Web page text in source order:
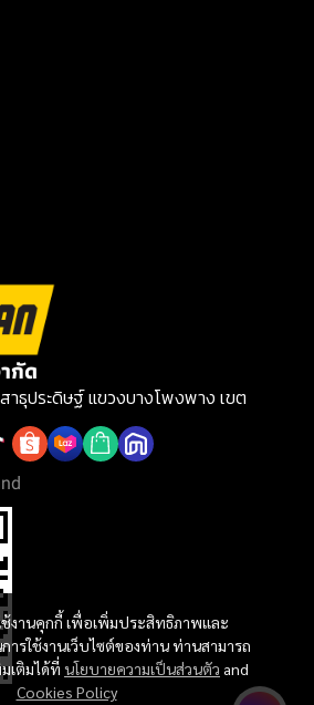
ช้งานคุกกี้ เพื่อเพิ่มประสิทธิภาพและ
รใช้งานเว็บไซต์ของท่าน ท่านสามารถ
เติมได้ที่ นโยบายความเป็นส่วนตัว and
Cookies Policy
กัด
ธุประดิษฐ์ แขวงบางโพงพาง เขต